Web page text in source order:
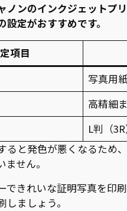
ノンのインクジェットプ
設定がおすすめです。
項目
写真用
高精細
L判（3R
ると発色が悪くなるため
せん。
できれいな証明写真を印
ましょう。